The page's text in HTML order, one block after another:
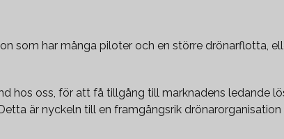
som har många piloter och en större drönarflotta,
hos oss, för att få tillgång till marknadens ledande
är nyckeln till en framgångsrik